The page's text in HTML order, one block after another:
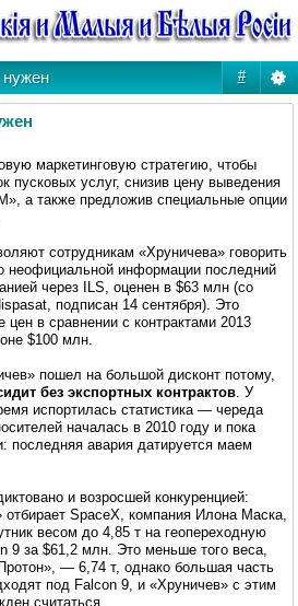
#
нужен
маркетинговую стратегию, чтобы
пусковых услуг, снизив цену выведения
а также предложив специальные опции
сотрудникам «Хруничева» говорить
неофициальной информации последний
через ILS, оценен в $63 млн (со
подписан 14 сентября). Это
цен в сравнении с контрактами 2013
$100 млн.
пошел на большой дисконт потому,
без экспортных контрактов . У
испортилась статистика — череда
началась в 2010 году и пока
последняя авария датируется маем
и возросшей конкуренцией:
SpaceX, компания Илона Маска,
весом до 4,85 т на геопереходную
9 за $61,2 млн. Это меньше того веса,
— 6,74 т, однако большая часть
под Falcon 9, и «Хруничев» с этим
считаться.